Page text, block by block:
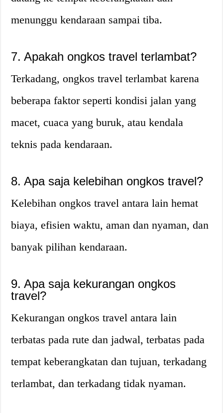
menunggu kendaraan sampai tiba.
7. Apakah ongkos travel terlambat?
Terkadang, ongkos travel terlambat karena
beberapa faktor seperti kondisi jalan yang
macet, cuaca yang buruk, atau kendala
teknis pada kendaraan.
8. Apa saja kelebihan ongkos travel?
Kelebihan ongkos travel antara lain hemat
biaya, efisien waktu, aman dan nyaman, dan
banyak pilihan kendaraan.
9. Apa saja kekurangan ongkos
travel?
Kekurangan ongkos travel antara lain
terbatas pada rute dan jadwal, terbatas pada
tempat keberangkatan dan tujuan, terkadang
terlambat, dan terkadang tidak nyaman.